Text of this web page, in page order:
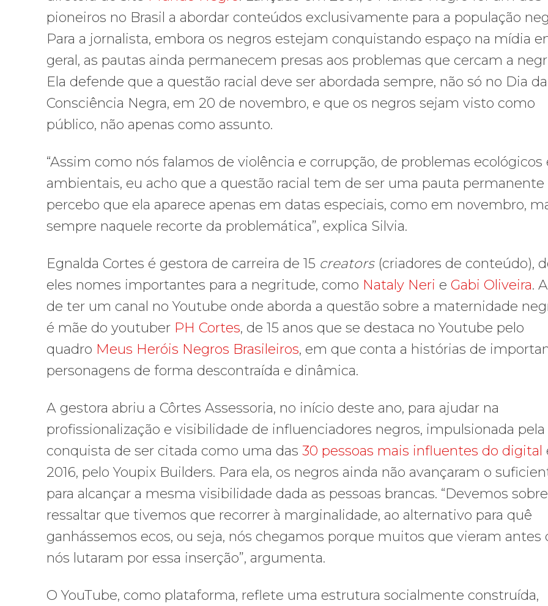
pioneiros no Brasil a abordar conteúdos exclusivamente para a população
Para a jornalista, embora os negros estejam conquistando espaço na mídia
geral, as pautas ainda permanecem presas aos problemas que cercam a
Ela defende que a questão racial deve ser abordada sempre, não só no Dia da
Consciência Negra, em 20 de novembro, e que os negros sejam visto como
público, não apenas como assunto.
“Assim como nós falamos de violência e corrupção, de problemas ecológicos
ambientais, eu acho que a questão racial tem de ser uma pauta permanente
percebo que ela aparece apenas em datas especiais, como em novembro,
sempre naquele recorte da problemática”, explica Silvia.
Egnalda Cortes é gestora de carreira de 15 creators(criadores de conteúdo),
eles nomes importantes para a negritude, como Nataly Neri e Gabi Oliveira.
de ter um canal no Youtube onde aborda a questão sobre a maternidade
é mãe do youtuber PH Cortes, de 15 anos que se destaca no Youtube pelo
quadro Meus Heróis Negros Brasileiros, em que conta a histórias de
personagens de forma descontraída e dinâmica.
A gestora abriu a Côrtes Assessoria, no início deste ano, para ajudar na
profissionalização e visibilidade de influenciadores negros, impulsionada pela
conquista de ser citada como uma das 30 pessoas mais influentes do digital
2016, pelo Youpix Builders. Para ela, os negros ainda não avançaram o
para alcançar a mesma visibilidade dada as pessoas brancas. “Devemos
ressaltar que tivemos que recorrer à marginalidade, ao alternativo para quê
ganhássemos ecos, ou seja, nós chegamos porque muitos que vieram antes
nós lutaram por essa inserção”, argumenta.
O YouTube, como plataforma, reflete uma estrutura socialmente construída,